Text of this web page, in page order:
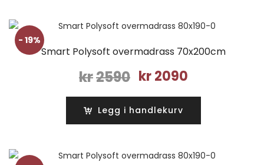
- 19%
Smart Polysoft overmadrass 70x200cm
kr2590 Opprinnelig
var:
kr2590.
kr2090
kr2090.
Legg i handlekurv